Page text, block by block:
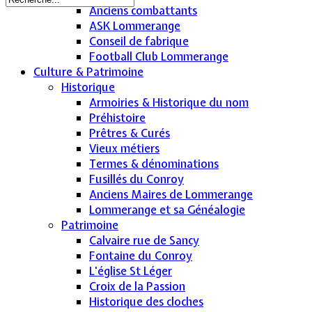
Anciens combattants
ASK Lommerange
Conseil de fabrique
Football Club Lommerange
Culture & Patrimoine
Historique
Armoiries & Historique du nom
Préhistoire
Prêtres & Curés
Vieux métiers
Termes & dénominations
Fusillés du Conroy
Anciens Maires de Lommerange
Lommerange et sa Généalogie
Patrimoine
Calvaire rue de Sancy
Fontaine du Conroy
L'église St Léger
Croix de la Passion
Historique des cloches